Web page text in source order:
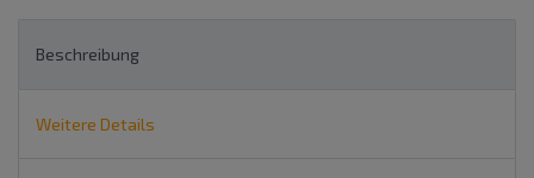
Beschreibung
Weitere Details